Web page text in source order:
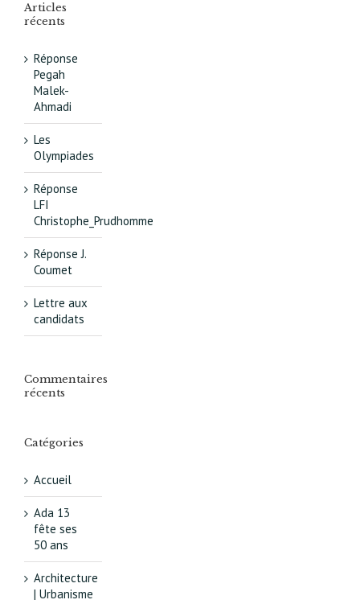
Articles
récents
Réponse
Pegah
Malek-
Ahmadi
Les
Olympiades
Réponse
LFI
Christophe_Prudhomme
Réponse J.
Coumet
Lettre aux
candidats
Commentaires
récents
Catégories
Accueil
Ada 13
fête ses
50 ans
Architecture
| Urbanisme